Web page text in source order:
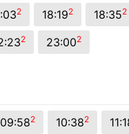
2 18:192 18:352
2 23:002
09:582 10:382